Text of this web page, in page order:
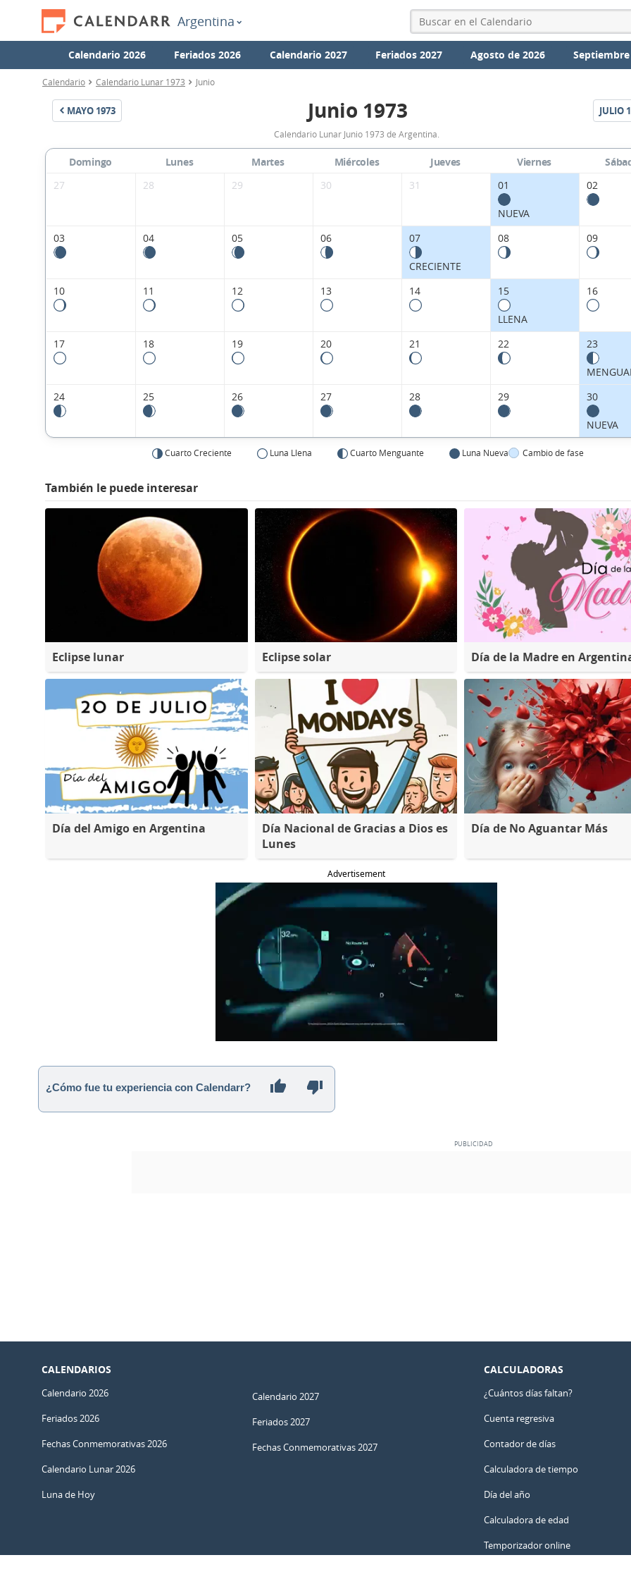
Argentina
Calendario 2026 Feriados 2026 Calendario 2027 Feriados 2027 Agosto de 2026
Calendario Calendario Lunar 1973 Junio
MAYO 1973
Calendario
Lunar
Junio
Argentina.
Junio 1973 JULIO
Calendario Lunar Junio 1973 de Argentina.
Domingo Lunes Martes Miércoles Jueves Viernes
27
28 29 30 31 01
NUEVA
02
03 04 05 06 07
CRECIENTE
08 09
10 11 12 13 14 15
LLENA
16
17 18 19 20 21 22 23
24
25 26 27 28 29 30
NUEVA
Cuarto Creciente Luna Llena Cuarto Menguante Luna Nueva Cambio de fase
También le puede interesar
Eclipse lunar Eclipse solar Día de la Madre en
Día del Amigo en Argentina
Día Nacional de Gracias a Dios es
Lunes
Día de No Aguantar Más
Advertisement
¿Cómo fue tu experiencia con Calendarr?
CALENDARIOS
Calendario 2026
Feriados 2026
Fechas Conmemorativas 2026
Calendario Lunar 2026
Luna de Hoy
Calendario 2027
Feriados 2027
Fechas Conmemorativas 2027
CALCULADORAS
¿Cuántos días faltan?
Cuenta regresiva
Contador de días
Calculadora de tiempo
Día del año
Calculadora de edad
Temporizador online